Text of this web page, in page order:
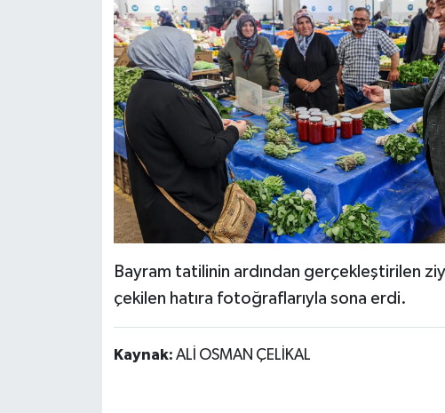
Bayram tatilinin ardından gerçekleştirilen
çekilen hatıra fotoğraflarıyla sona erdi.
Kaynak: ALİ OSMAN ÇELİKAL